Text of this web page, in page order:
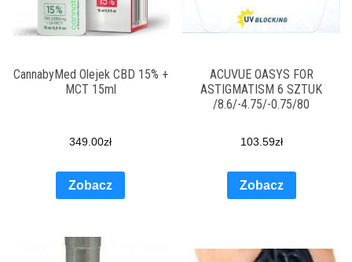
CannabyMed Olejek CBD 15% +
MCT 15ml
349.00zł
Zobacz
ACUVUE OASYS FOR
ASTIGMATISM 6 SZTUK
/8.6/-4.75/-0.75/80
103.59zł
Zobacz